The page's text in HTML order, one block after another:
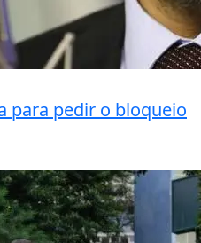
para pedir o bloqueio